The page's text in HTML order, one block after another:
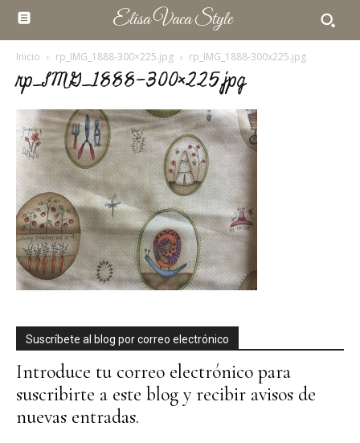
Elisa Vaca Style
Inicio rp_IMG_1888-300×225.jpg rp_IMG_1888-300x225.jpg
rp_IMG_1888-300×225.jpg
Suscríbete al blog por correo electrónico
Introduce tu correo electrónico para
suscribirte a este blog y recibir avisos de
nuevas entradas.